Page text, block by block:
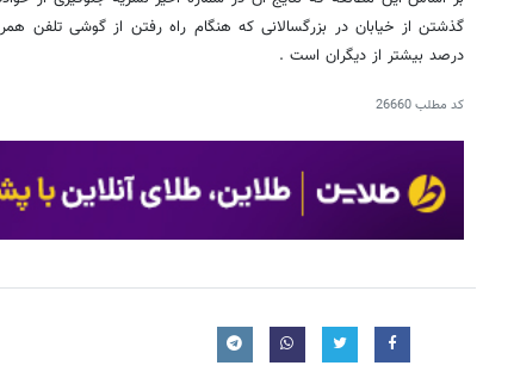
گذشتن از خیابان در بزرگسالانی که هنگام راه رفتن از گوشی تلفن
درصد بیشتر از دیگران است .
کد مطلب26660